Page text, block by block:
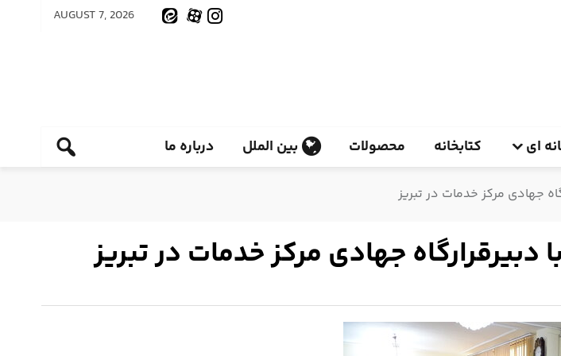
AUGUST 7, 2026
ای کتابخانه محصولات بین الملل درباره ما
جهادی مرکز خدمات در تبریز
جهادی مرکز خدمات در تبریز